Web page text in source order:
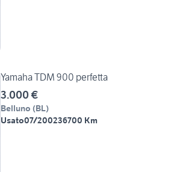
Yamaha TDM 900 perfetta
3.000 €
Belluno (BL)
Usato07/200236700 Km